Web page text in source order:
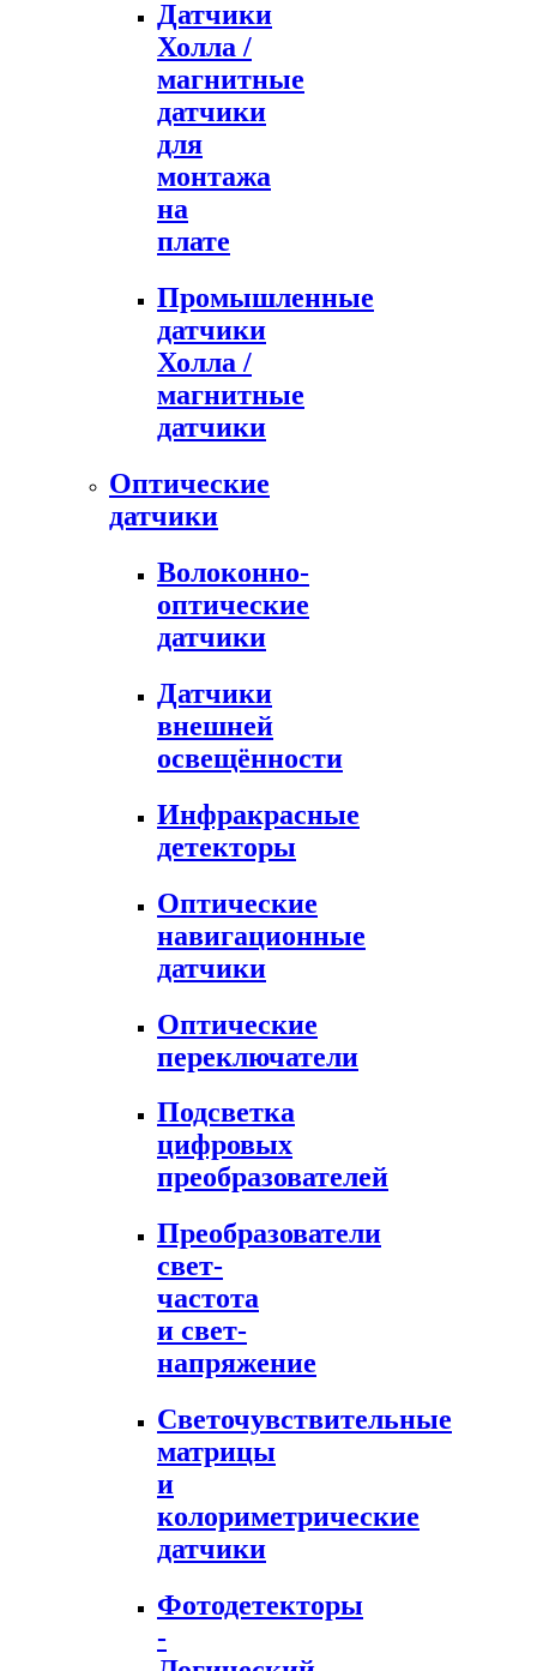
Датчики
Холла /
магнитные
датчики
для
монтажа
на
плате
Промышленные
датчики
Холла /
магнитные
датчики
Оптические
датчики
Волоконно-
оптические
датчики
Датчики
внешней
освещённости
Инфракрасные
детекторы
Оптические
навигационные
датчики
Оптические
переключатели
Подсветка
цифровых
преобразователей
Преобразователи
свет-
частота
и свет-
напряжение
Светочувствительные
матрицы
и
колориметрические
датчики
Фотодетекторы
-